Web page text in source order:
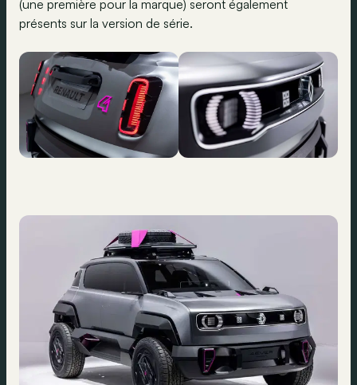
(une première pour la marque) seront également
présents sur la version de série.